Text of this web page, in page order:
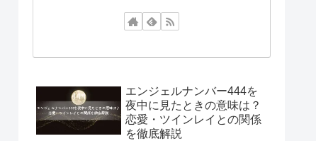
エンジェルナンバー444を
夜中に見たときの意味は？
恋愛・ツインレイとの関係
を徹底解説